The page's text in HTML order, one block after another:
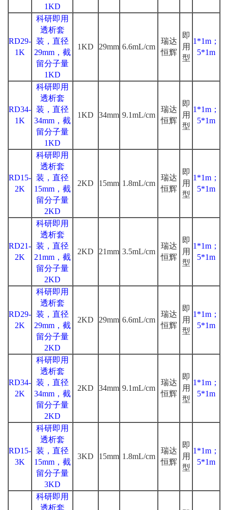
1KD
RD29-
1K
科研即用
透析套
装，直径
29mm，截
留分子量
1KD
1KD 29mm 6.6mL/cm
瑞达
恒辉
即
用
型
1*1m；
5*1m
RD34-
1K
科研即用
透析套
装，直径
34mm，截
留分子量
1KD
1KD 34mm 9.1mL/cm
瑞达
恒辉
即
用
型
1*1m；
5*1m
RD15-
2K
科研即用
透析套
装，直径
15mm，截
留分子量
2KD
2KD 15mm 1.8mL/cm
瑞达
恒辉
即
用
型
1*1m；
5*1m
RD21-
2K
科研即用
透析套
装，直径
21mm，截
留分子量
2KD
2KD 21mm 3.5mL/cm
瑞达
恒辉
即
用
型
1*1m；
5*1m
RD29-
2K
科研即用
透析套
装，直径
29mm，截
留分子量
2KD
2KD 29mm 6.6mL/cm
瑞达
恒辉
即
用
型
1*1m；
5*1m
RD34-
2K
科研即用
透析套
装，直径
34mm，截
留分子量
2KD
2KD 34mm 9.1mL/cm
瑞达
恒辉
即
用
型
1*1m；
5*1m
RD15-
3K
科研即用
透析套
装，直径
15mm，截
留分子量
3KD
3KD 15mm 1.8mL/cm
瑞达
恒辉
即
用
型
1*1m；
5*1m
科研即用
透析套